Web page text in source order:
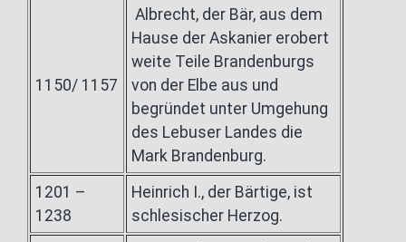
1150/ 1157
Albrecht, der Bär, aus dem
Hause der Askanier erobert
weite Teile Brandenburgs
von der Elbe aus und
begründet unter Umgehung
des Lebuser Landes die
Mark Brandenburg.
1201 –
1238
Heinrich I., der Bärtige, ist
schlesischer Herzog.